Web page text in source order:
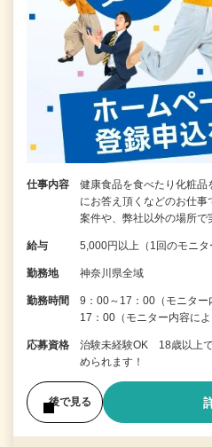
仕事内容
健康食品を食べたり化粧品
にお答え頂くなどのお仕
案件や、弊社以外の場所
給与 5,000円以上（1回のモニ
勤務地 神奈川県全域
勤務時間
9：00～17：00（モニター
17：00（モニター内容に
応募資格
治験未経験OK 18歳以上
められます！
後で見る